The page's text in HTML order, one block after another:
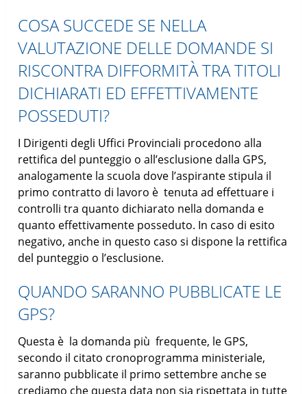
COSA SUCCEDE SE NELLA
VALUTAZIONE DELLE DOMANDE SI
RISCONTRA DIFFORMITÀ TRA TITOLI
DICHIARATI ED EFFETTIVAMENTE
POSSEDUTI?
I Dirigenti degli Uffici Provinciali procedono alla
rettifica del punteggio o all’esclusione dalla GPS,
analogamente la scuola dove l’aspirante stipula il
primo contratto di lavoro è tenuta ad effettuare i
controlli tra quanto dichiarato nella domanda e
quanto effettivamente posseduto. In caso di esito
negativo, anche in questo caso si dispone la rettifica
del punteggio o l’esclusione.
QUANDO SARANNO PUBBLICATE LE
GPS?
Questa è la domanda più frequente, le GPS,
secondo il citato cronoprogramma ministeriale,
saranno pubblicate il primo settembre anche se
crediamo che questa data non sia rispettata in tutte